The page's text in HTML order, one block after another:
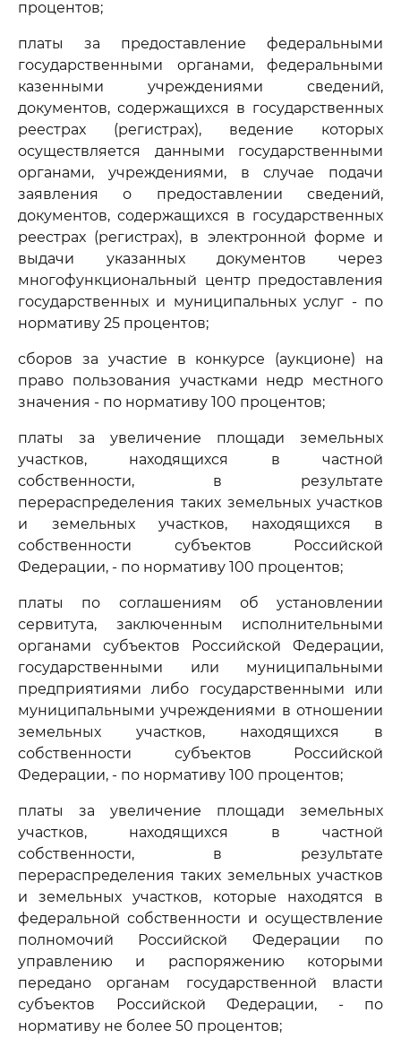
процентов;
платы за предоставление федеральными
государственными органами, федеральными
казенными учреждениями сведений,
документов, содержащихся в государственных
реестрах (регистрах), ведение которых
осуществляется данными государственными
органами, учреждениями, в случае подачи
заявления о предоставлении сведений,
документов, содержащихся в государственных
реестрах (регистрах), в электронной форме и
выдачи указанных документов через
многофункциональный центр предоставления
государственных и муниципальных услуг - по
нормативу 25 процентов;
сборов за участие в конкурсе (аукционе) на
право пользования участками недр местного
значения - по нормативу 100 процентов;
платы за увеличение площади земельных
участков, находящихся в частной
собственности, в результате
перераспределения таких земельных участков
и земельных участков, находящихся в
собственности субъектов Российской
Федерации, - по нормативу 100 процентов;
платы по соглашениям об установлении
сервитута, заключенным исполнительными
органами субъектов Российской Федерации,
государственными или муниципальными
предприятиями либо государственными или
муниципальными учреждениями в отношении
земельных участков, находящихся в
собственности субъектов Российской
Федерации, - по нормативу 100 процентов;
платы за увеличение площади земельных
участков, находящихся в частной
собственности, в результате
перераспределения таких земельных участков
и земельных участков, которые находятся в
федеральной собственности и осуществление
полномочий Российской Федерации по
управлению и распоряжению которыми
передано органам государственной власти
субъектов Российской Федерации, - по
нормативу не более 50 процентов;